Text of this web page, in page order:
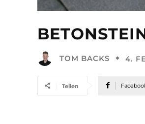
TOM BACKS 4.
Teilen